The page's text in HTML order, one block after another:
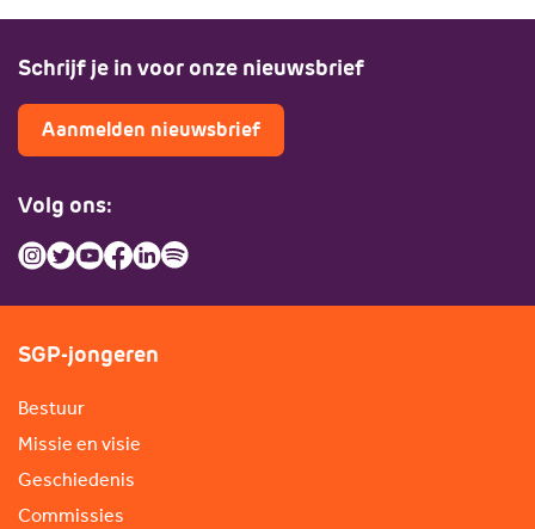
Schrijf je in voor onze nieuwsbrief
Aanmelden nieuwsbrief
Volg ons:
SGP-jongeren
Bestuur
Missie en visie
Geschiedenis
Commissies